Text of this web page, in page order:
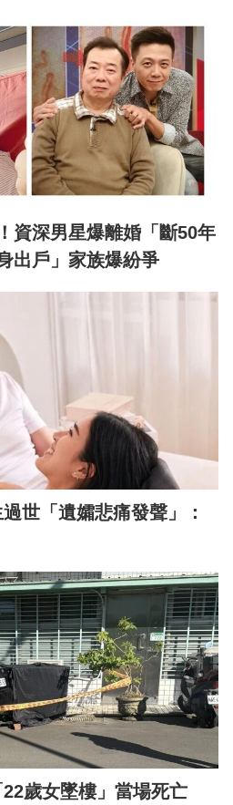
資深男星爆離婚「斷50年
出戶」家族爆紛爭
世「遺孀悲痛發聲」：
歲女墜樓」當場死亡